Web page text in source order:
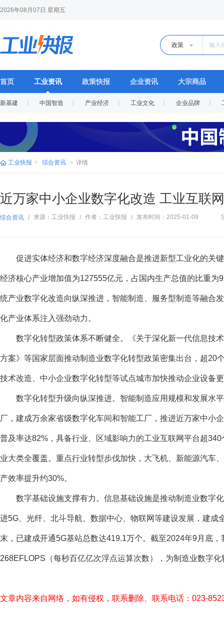
2026年08月07日 星期五
政策
首页 工业资讯
新基建 中国智造 产业经济 工业文化 企业品牌
政策快报 企业资讯 大宗商品
工业快报 > 综合资讯 > 详情
近万家中小企业数字化改造 工业互联
综合资讯 / 来源：工业快报 / 作者：工业快报 / 发布时间：2025-01-09
促进实体经济和数字经济深度融合是推进新型工业化的关
经济核心产业增加值为127555亿元，占国内生产总值的比重
统产业数字化改造向纵深推进，智能制造、服务型制造等融合
化产业体系注入强劲动力。
数字化转型政策体系不断健全。《关于深化新一代信息技
方案》等国家层面推动制造业数字化转型政策密集出台，超20
技术改造、中小企业数字化转型等试点城市加快推动企业设备
数字化转型升级向纵深推进。智能制造应用规模和发展水
厂，建成万余家省级数字化车间和智能工厂，推进近万家中小
普及率达82%，具备行业、区域影响力的工业互联网平台超
业大类全覆盖。重点行业转型步伐加快，大飞机、新能源汽车
产效率提升约30%。
数字基础设施支撑有力。信息基础设施是推动制造业数字
进5G、光纤、北斗导航、数据中心、物联网等建设发展，建
末，已建成开通5G基站总数达419.1万个。截至2024年9月底
268EFLOPS（每秒百亿亿次浮点运算次数），为制造业数字
文章内容来自网络，如有侵权，联系删除、联系电话：023-